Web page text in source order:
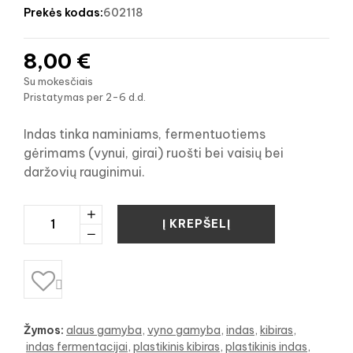
prekės kodas:602118
8,00 €
Su mokesčiais
Pristatymas per 2-6 d.d.
Indas tinka naminiams, fermentuotiems
gėrimams (vynui, girai) ruošti bei vaisių bei
daržovių rauginimui.
Į KREPŠELĮ

Žymos: alaus gamyba vyno gamyba indas kibiras
indas fermentacijai plastikinis kibiras plastikinis indas